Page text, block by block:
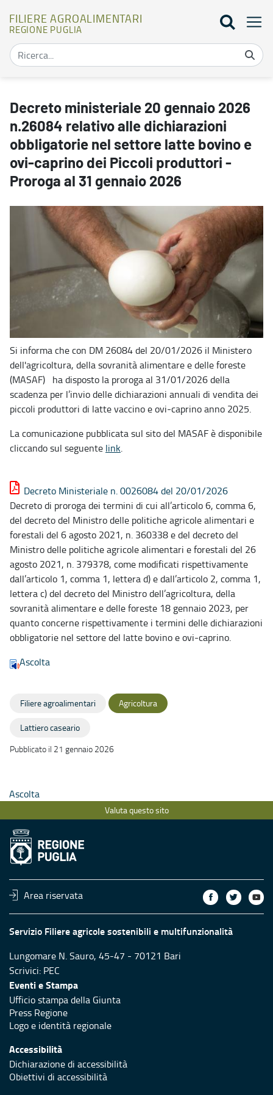
FILIERE AGROALIMENTARI
REGIONE PUGLIA
Decreto ministeriale 20 gennaio 2026
n.26084 relativo alle dichiarazioni
obbligatorie nel settore latte bovino e
ovi-caprino dei Piccoli produttori -
Proroga al 31 gennaio 2026
Si informa che con DM 26084 del 20/01/2026 il Ministero
dell'agricoltura, della sovranità alimentare e delle foreste
(MASAF) ha disposto la proroga al 31/01/2026 della
scadenza per l’invio delle dichiarazioni annuali di vendita dei
piccoli produttori di latte vaccino e ovi-caprino anno 2025.
La comunicazione pubblicata sul sito del MASAF è disponibile
cliccando sul seguente link.
Decreto Ministeriale n. 0026084 del 20/01/2026
Decreto di proroga dei termini di cui all’articolo 6, comma 6,
del decreto del Ministro delle politiche agricole alimentari e
forestali del 6 agosto 2021, n. 360338 e del decreto del
Ministro delle politiche agricole alimentari e forestali del 26
agosto 2021, n. 379378, come modificati rispettivamente
dall’articolo 1, comma 1, lettera d) e dall’articolo 2, comma 1,
lettera c) del decreto del Ministro dell’agricoltura, della
sovranità alimentare e delle foreste 18 gennaio 2023, per
quanto concerne rispettivamente i termini delle dichiarazioni
obbligatorie nel settore del latte bovino e ovi-caprino.
Ascolta
Filiere agroalimentari Agricoltura
Lattiero caseario
Pubblicato il 21 gennaio 2026
Ascolta
Valuta questo sito
Area riservata
Servizio Filiere agricole sostenibili e multifunzionalità
Lungomare N. Sauro, 45-47 - 70121 Bari
Scrivici: PEC
Eventi e Stampa
Ufficio stampa della Giunta
Press Regione
Logo e identità regionale
Accessibilità
Dichiarazione di accessibilità
Obiettivi di accessibilità